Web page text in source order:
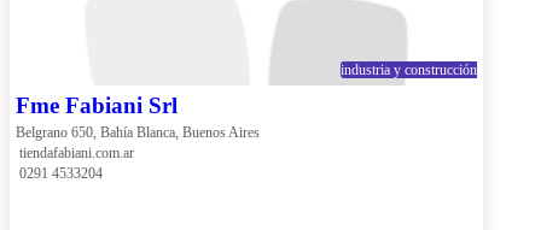
industria y construcción
Fme Fabiani Srl
Belgrano 650, Bahía Blanca, Buenos Aires
tiendafabiani.com.ar
0291 4533204